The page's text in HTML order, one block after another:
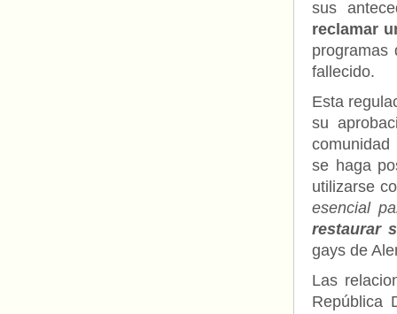
sus
reclamar
programas
fallecido.
Esta
su
comunidad
se haga
utilizarse
esencial
restaurar
gays de
Las
República